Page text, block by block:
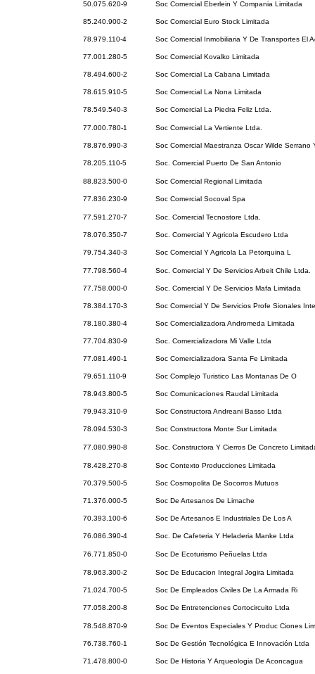
50.075.620-9 Soc Comercial Eberlein Y Compania Limitada
85.240.900-2 Soc Comercial Euro Stock Limitada
78.979.110-4 Soc Comercial Inmobiliaria Y De Transportes El
77.001.280-5 Soc Comercial Kovalko Limitada
78.494.600-2 Soc Comercial La Cabana Limitada
78.615.910-5 Soc Comercial La Nona Limitada
78.549.540-3 Soc Comercial La Piedra Feliz Ltda.
77.000.780-1 Soc Comercial La Vertiente Ltda.
78.876.990-3 Soc Comercial Maestranza Oscar Wilde Serrano
78.205.110-5 Soc. Comercial Puerto De San Antonio
88.823.500-0 Soc Comercial Regional Limitada
77.836.230-9 Soc Comercial Socoval Spa
77.591.270-7 Soc. Comercial Tecnostore Ltda.
78.076.350-7 Soc. Comercial Y Agricola Escudero Ltda
79.754.340-3 Soc Comercial Y Agricola La Petorquina L
77.798.560-4 Soc. Comercial Y De Servicios Arbeit Chile Ltda.
77.758.000-0 Soc. Comercial Y De Servicios Mafa Limitada
78.384.170-3 Soc Comercial Y De Servicios Profe Sionales
78.180.380-4 Soc Comercializadora Andromeda Limitada
77.704.830-9 Soc. Comercializadora Mi Valle Ltda
77.081.490-1 Soc Comercializadora Santa Fe Limitada
79.651.110-9 Soc Complejo Turistico Las Montanas De O
78.943.800-5 Soc Comunicaciones Raudal Limitada
79.943.310-9 Soc Constructora Andreani Basso Ltda
78.094.530-3 Soc Constructora Monte Sur Limitada
77.080.990-8 Soc. Constructora Y Cierros De Concreto
78.428.270-8 Soc Contexto Producciones Limitada
70.379.500-5 Soc Cosmopolita De Socorros Mutuos
71.376.000-5 Soc De Artesanos De Limache
70.393.100-6 Soc De Artesanos E Industriales De Los A
76.086.390-4 Soc. De Cafeteria Y Heladeria Manke Ltda
76.771.850-0 Soc De Ecoturismo Peñuelas Ltda
78.963.300-2 Soc De Educacion Integral Jogira Limitada
71.024.700-5 Soc De Empleados Civiles De La Armada Ri
77.058.200-8 Soc De Entretenciones Cortocircuito Ltda
78.548.870-9 Soc De Eventos Especiales Y Produc Ciones
76.738.760-1 Soc De Gestión Tecnológica E Innovación Ltda
71.478.800-0 Soc De Historia Y Arqueologia De Aconcagua